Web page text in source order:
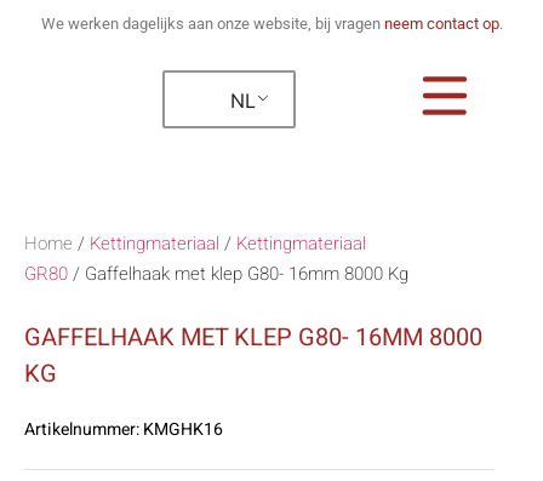
We werken dagelijks aan onze website, bij vragen neem contact op.
NL
Home / Kettingmateriaal / Kettingmateriaal
GR80/ Gaffelhaak met klep G80- 16mm 8000 Kg
GAFFELHAAK MET KLEP G80- 16MM 8000
KG
Artikelnummer:KMGHK16